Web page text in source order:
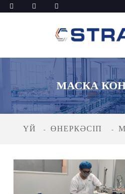
МАСКА
ҮЙ ӨНЕРКӘСІП